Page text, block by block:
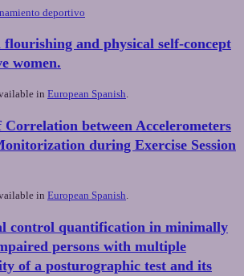
deportivo
and physical self-concept
women.
in European Spanish.
between Accelerometers
during Exercise Session
in European Spanish.
control quantification in minimally
persons with multiple
of a posturographic test and its